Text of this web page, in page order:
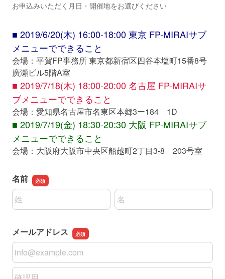
お申込みいただく月日・開催地をお選びください
■ 2019/6/20(木) 16:00-18:00 東京 FP-MIRAIサブ
メニューでできること
会場：平賀FP事務所 東京都新宿区四谷本塩町15番8号
廣瀬ビル5階A室
■ 2019/7/18(木) 18:00-20:00 名古屋 FP-MIRAIサ
ブメニューでできること
会場：愛知県名古屋市名東区本郷3ー184 1D
■ 2019/7/19(金) 18:30-20:30 大阪 FP-MIRAIサブ
メニューでできること
会場：大阪府大阪市中央区船越町2丁目3-8 203号室
名前
名前の姓
名前の名
メールアドレス
メールアドレス
メールアドレスの確認用